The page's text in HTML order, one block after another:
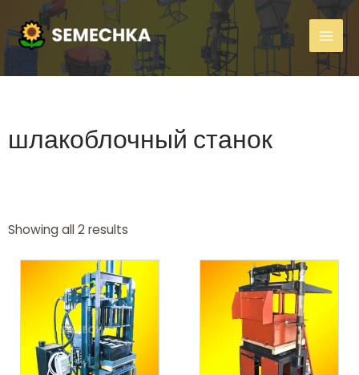
шлакоблочный станок
Showing all 2 results